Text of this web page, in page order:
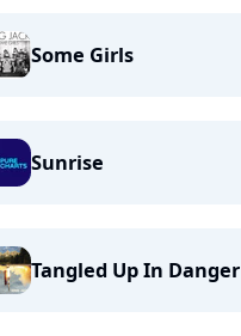
Some Girls
Sunrise
Tangled Up In Danger